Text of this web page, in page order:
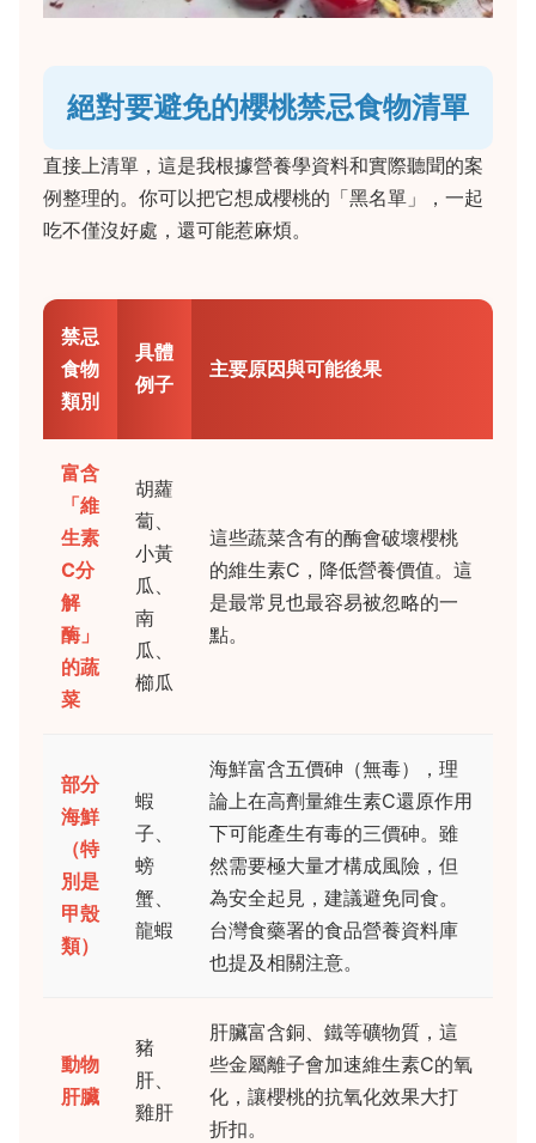
絕對要避免的櫻桃禁忌食物清單
直接上清單，這是我根據營養學資料和實際聽聞的案
例整理的。你可以把它想成櫻桃的「黑名單」，一起
吃不僅沒好處，還可能惹麻煩。
禁忌
食物
類別
具體
例子
主要原因與可能後果
富含
「維
生素
C分
解
酶」
的蔬
菜
胡蘿
蔔、
小黃
瓜、
南
瓜、
櫛瓜
這些蔬菜含有的酶會破壞櫻桃
的維生素C，降低營養價值。這
是最常見也最容易被忽略的一
點。
部分
海鮮
（特
別是
甲殼
類）
蝦
子、
螃
蟹、
龍蝦
海鮮富含五價砷（無毒），理
論上在高劑量維生素C還原作用
下可能產生有毒的三價砷。雖
然需要極大量才構成風險，但
為安全起見，建議避免同食。
台灣食藥署的食品營養資料庫
也提及相關注意。
動物
肝臟
豬
肝、
雞肝
肝臟富含銅、鐵等礦物質，這
些金屬離子會加速維生素C的氧
化，讓櫻桃的抗氧化效果大打
折扣。